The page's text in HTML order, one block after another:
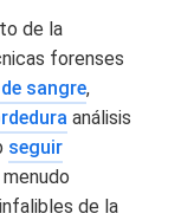
de la
forenses
sangre,
análisis
seguir
de la